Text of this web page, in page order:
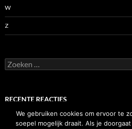
W
Z
Zoeken
naar:
RECENTE REACTIES
We gebruiken cookies om ervoor te
soepel mogelijk draait. Als je